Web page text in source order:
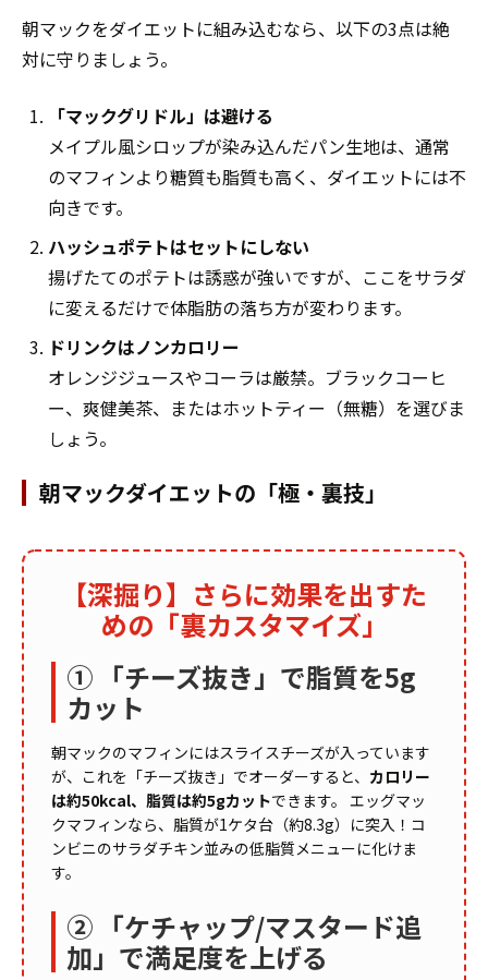
朝マックをダイエットに組み込むなら、以下の3点は絶
対に守りましょう。
「マックグリドル」は避ける
メイプル風シロップが染み込んだパン生地は、通常
のマフィンより糖質も脂質も高く、ダイエットには不
向きです。
ハッシュポテトはセットにしない
揚げたてのポテトは誘惑が強いですが、ここをサラダ
に変えるだけで体脂肪の落ち方が変わります。
ドリンクはノンカロリー
オレンジジュースやコーラは厳禁。ブラックコーヒ
ー、爽健美茶、またはホットティー（無糖）を選びま
しょう。
朝マックダイエットの「極・裏技」
【深掘り】さらに効果を出すた
めの「裏カスタマイズ」
① 「チーズ抜き」で脂質を5g
カット
朝マックのマフィンにはスライスチーズが入っています
が、これを「チーズ抜き」でオーダーすると、 カロリー
は約50kcal、脂質は約5gカットできます。 エッグマッ
クマフィンなら、脂質が1ケタ台（約8.3g）に突入！コ
ンビニのサラダチキン並みの低脂質メニューに化けま
す。
② 「ケチャップ/マスタード追
加」で満足度を上げる